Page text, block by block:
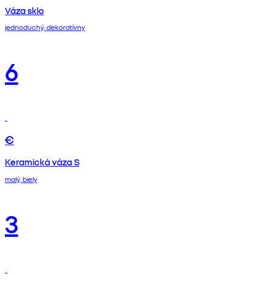
Váza sklo
jednoduchý, dekoratívny
6
€
Keramická váza S
malý, biely
3